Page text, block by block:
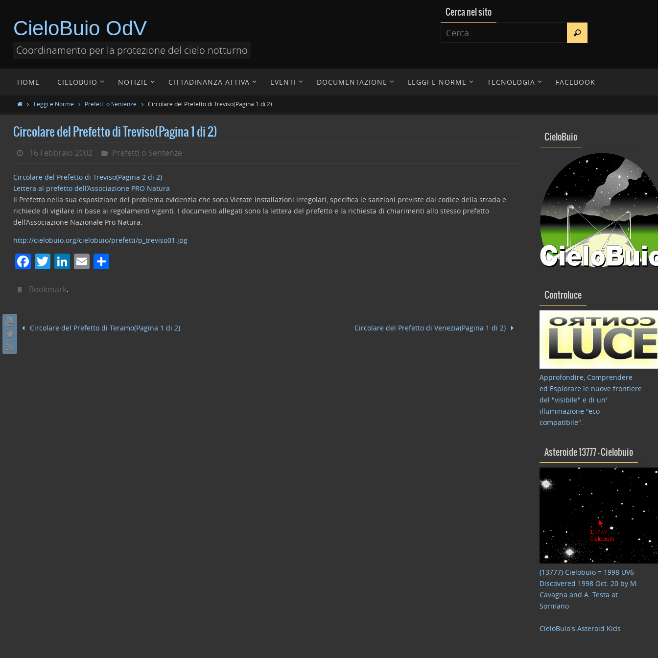
CieloBuio OdV
Coordinamento per la protezione del cielo notturno
Cerca nel sito
HOME CIELOBUIO NOTIZIE CITTADINANZA ATTIVA EVENTI DOCUMENTAZIONE LEGGI E NORME TECNOLOGIA FACEBOOK
Leggi e Norme Prefetti o Sentenze Circolare del Prefetto di Treviso(Pagina 1 di 2)
Circolare del Prefetto di Treviso(Pagina 1 di 2)
16 Febbraio 2002 Prefetti o Sentenze
Circolare del Prefetto di Treviso(Pagina 2 di 2)
Lettera al prefetto dell’Associazione PRO Natura
Il Prefetto nella sua esposizione del problema evidenzia che sono Vietate installazioni irregolari, specifica le sanzioni previste dal codice della strada e
richiede di vigilare in base ai regolamenti vigenti. I documenti allegati sono la lettera del prefetto e la richiesta di chiarimenti allo stesso prefetto
dell’Associazione Nazionale Pro Natura.
http://cielobuio.org/cielobuio/prefetti/p_treviso01.jpg
F
c
b
T
itt
Li
dI
E
vi
Bookmark.
Circolare del Prefetto di Teramo(Pagina 1 di 2) Circolare del Prefetto di Venezia(Pagina 1 di 2)
CieloBuio
Controluce
Approfondire, Comprendere
ed Esplorare le nuove frontiere
del "visibile" e di un'
illuminazione "eco-
compatibile".
Asteroide 13777 – Cielobuio
(13777) Cielobuio = 1998 UV6
Discovered 1998 Oct. 20 by M.
Cavagna and A. Testa at
Sormano
CieloBuio's Asteroid Kids